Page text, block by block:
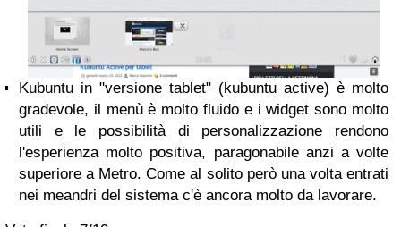
Kubuntu in "versione tablet" (kubuntu active) è molto
gradevole, il menù è molto fluido e i widget sono molto
utili e le possibilità di personalizzazione rendono
l'esperienza molto positiva, paragonabile anzi a volte
superiore a Metro. Come al solito però una volta entrati
nei meandri del sistema c'è ancora molto da lavorare.